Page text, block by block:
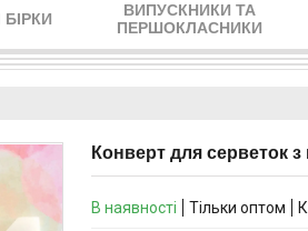
БІРКИ
ВИПУСКНИКИ ТА
ПЕРШОКЛАСНИКИ
Конверт для серветок
В наявності Тільки оптом